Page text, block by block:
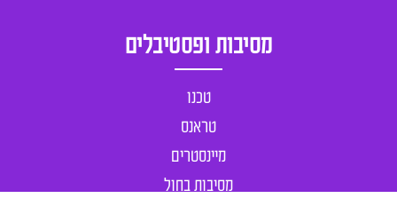
מסיבות ופסטיבלים
טכנו
טראנס
מיינסטרים
מסיבות בחול